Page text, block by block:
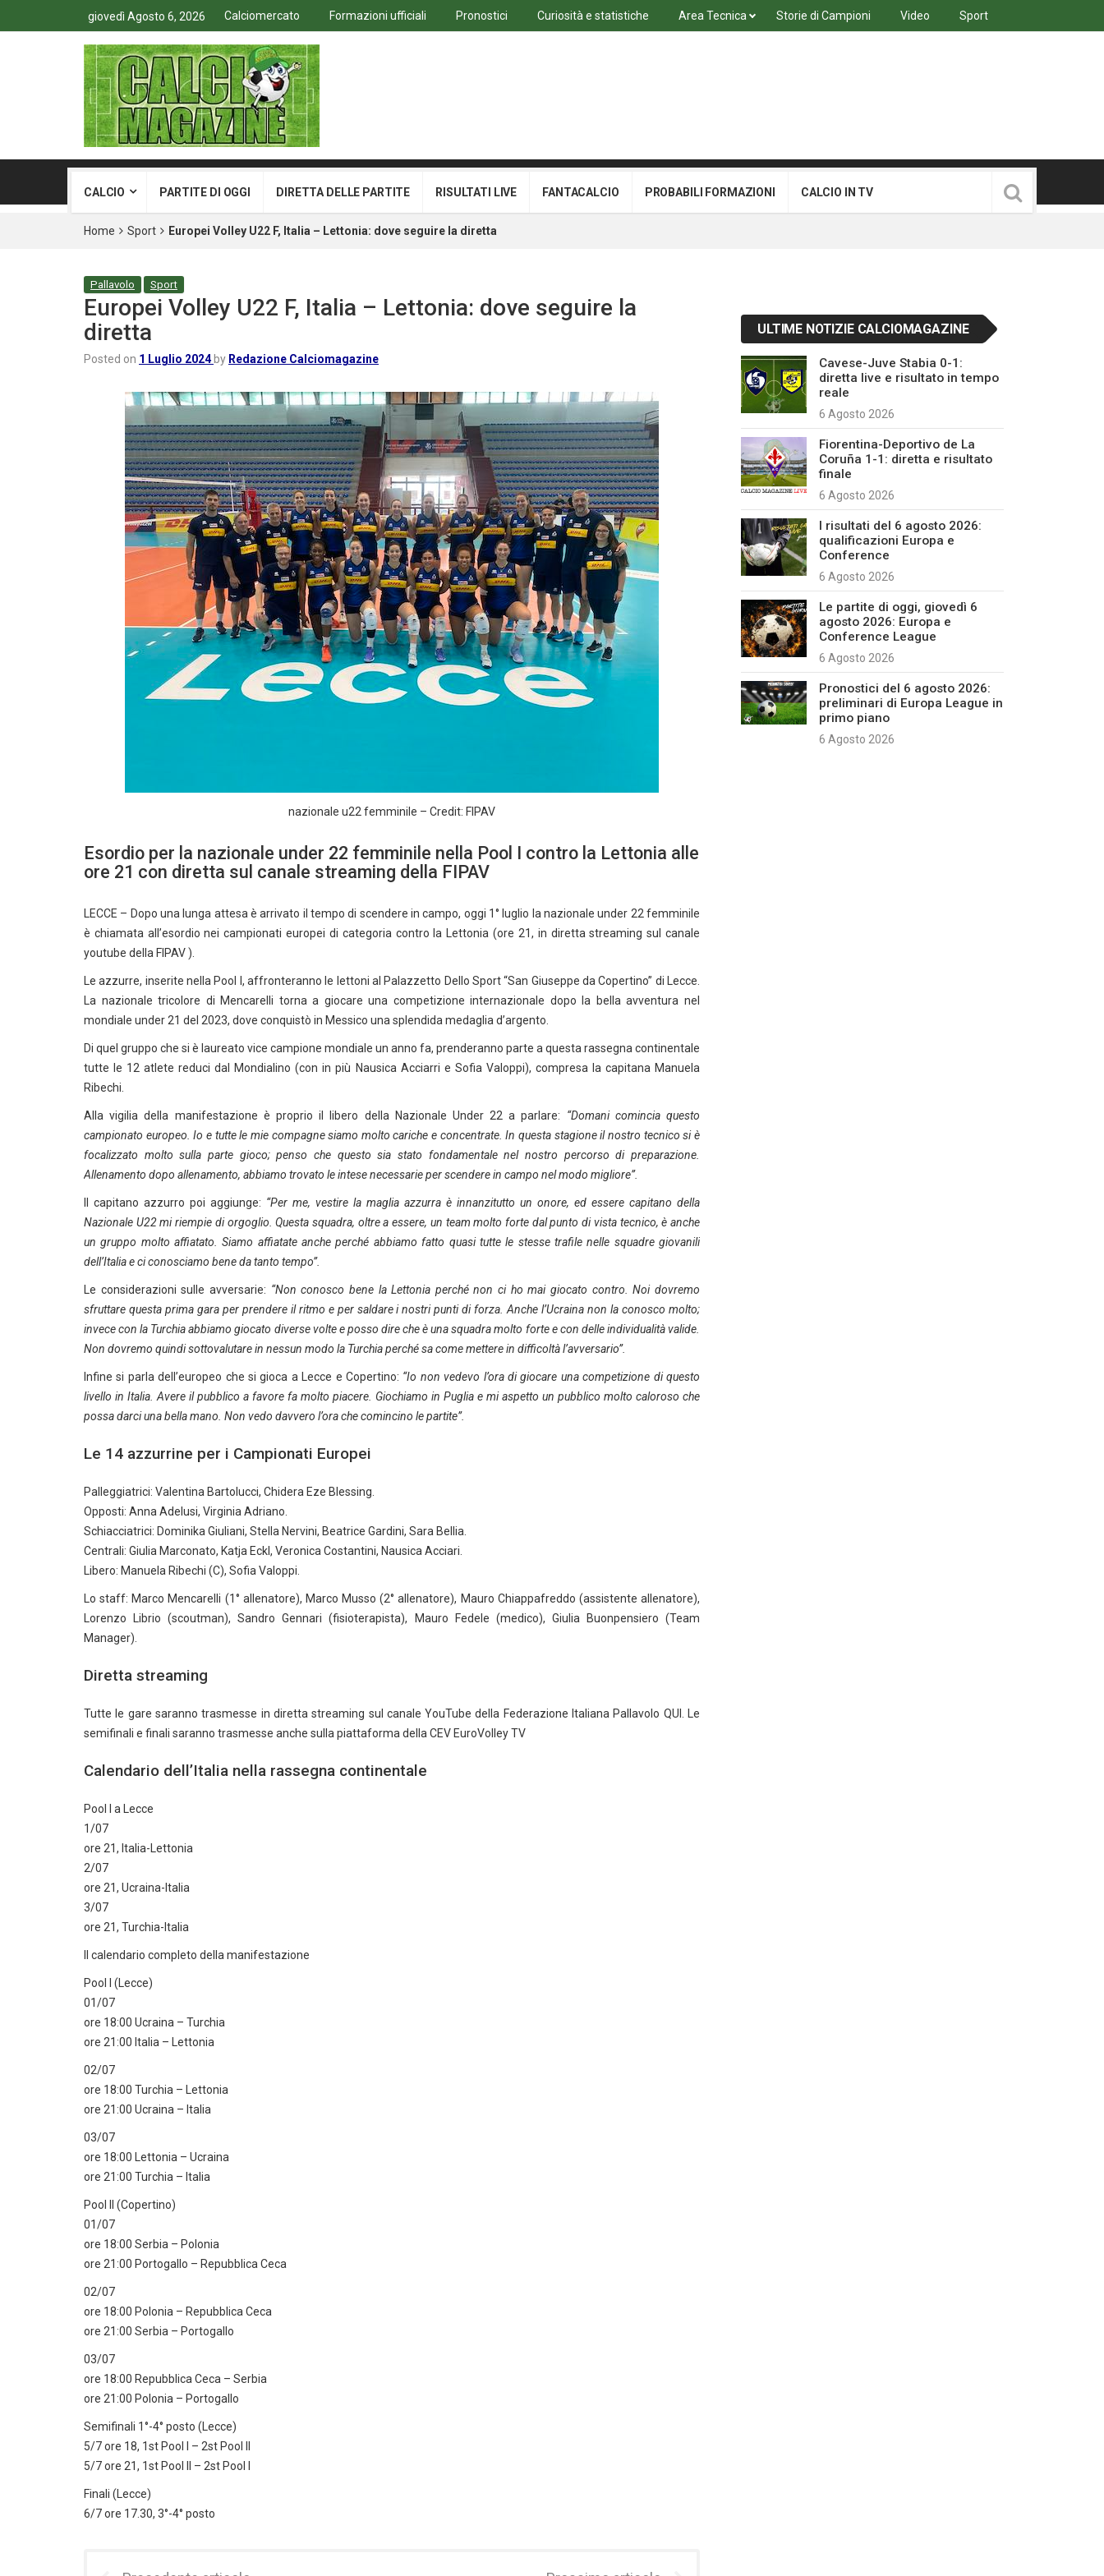
giovedì Agosto 6, 2026 Calciomercato Formazioni ufficiali Pronostici Curiosità e statistiche Area Tecnica Storie di Campioni Video Sport
CALCIO PARTITE DI OGGI DIRETTA DELLE PARTITE RISULTATI LIVE FANTACALCIO PROBABILI FORMAZIONI CALCIO IN TV
Home Sport Europei Volley U22 F, Italia – Lettonia: dove seguire la diretta
Pallavolo Sport
Europei Volley U22 F, Italia – Lettonia: dove seguire la
diretta
Posted on 1 Luglio 2024 by Redazione Calciomagazine
nazionale u22 femminile – Credit: FIPAV
Esordio per la nazionale under 22 femminile nella Pool I contro la Lettonia alle
ore 21 con diretta sul canale streaming della FIPAV
LECCE – Dopo una lunga attesa è arrivato il tempo di scendere in campo, oggi 1° luglio la nazionale under 22 femminile
è chiamata all’esordio nei campionati europei di categoria contro la Lettonia (ore 21, in diretta streaming sul canale
youtube della FIPAV ).
Le azzurre, inserite nella Pool I, affronteranno le lettoni al Palazzetto Dello Sport “San Giuseppe da Copertino” di Lecce.
La nazionale tricolore di Mencarelli torna a giocare una competizione internazionale dopo la bella avventura nel
mondiale under 21 del 2023, dove conquistò in Messico una splendida medaglia d’argento.
Di quel gruppo che si è laureato vice campione mondiale un anno fa, prenderanno parte a questa rassegna continentale
tutte le 12 atlete reduci dal Mondialino (con in più Nausica Acciarri e Sofia Valoppi), compresa la capitana Manuela
Ribechi.
Alla vigilia della manifestazione è proprio il libero della Nazionale Under 22 a parlare: “Domani comincia questo
campionato europeo. Io e tutte le mie compagne siamo molto cariche e concentrate. In questa stagione il nostro tecnico si è
focalizzato molto sulla parte gioco; penso che questo sia stato fondamentale nel nostro percorso di preparazione.
Allenamento dopo allenamento, abbiamo trovato le intese necessarie per scendere in campo nel modo migliore”.
Il capitano azzurro poi aggiunge: “Per me, vestire la maglia azzurra è innanzitutto un onore, ed essere capitano della
Nazionale U22 mi riempie di orgoglio. Questa squadra, oltre a essere, un team molto forte dal punto di vista tecnico, è anche
un gruppo molto affiatato. Siamo affiatate anche perché abbiamo fatto quasi tutte le stesse trafile nelle squadre giovanili
dell’Italia e ci conosciamo bene da tanto tempo”.
Le considerazioni sulle avversarie: “Non conosco bene la Lettonia perché non ci ho mai giocato contro. Noi dovremo
sfruttare questa prima gara per prendere il ritmo e per saldare i nostri punti di forza. Anche l’Ucraina non la conosco molto;
invece con la Turchia abbiamo giocato diverse volte e posso dire che è una squadra molto forte e con delle individualità valide.
Non dovremo quindi sottovalutare in nessun modo la Turchia perché sa come mettere in difficoltà l’avversario”.
Infine si parla dell’europeo che si gioca a Lecce e Copertino: “Io non vedevo l’ora di giocare una competizione di questo
livello in Italia. Avere il pubblico a favore fa molto piacere. Giochiamo in Puglia e mi aspetto un pubblico molto caloroso che
possa darci una bella mano. Non vedo davvero l’ora che comincino le partite”.
Le 14 azzurrine per i Campionati Europei
Palleggiatrici: Valentina Bartolucci, Chidera Eze Blessing.
Opposti: Anna Adelusi, Virginia Adriano.
Schiacciatrici: Dominika Giuliani, Stella Nervini, Beatrice Gardini, Sara Bellia.
Centrali: Giulia Marconato, Katja Eckl, Veronica Costantini, Nausica Acciari.
Libero: Manuela Ribechi (C), Sofia Valoppi.
Lo staff: Marco Mencarelli (1° allenatore), Marco Musso (2° allenatore), Mauro Chiappafreddo (assistente allenatore),
Lorenzo Librio (scoutman), Sandro Gennari (fisioterapista), Mauro Fedele (medico), Giulia Buonpensiero (Team
Manager).
Diretta streaming
Tutte le gare saranno trasmesse in diretta streaming sul canale YouTube della Federazione Italiana Pallavolo QUI. Le
semifinali e finali saranno trasmesse anche sulla piattaforma della CEV EuroVolley TV
Calendario dell’Italia nella rassegna continentale
Pool I a Lecce
1/07
ore 21, Italia-Lettonia
2/07
ore 21, Ucraina-Italia
3/07
ore 21, Turchia-Italia
Il calendario completo della manifestazione
Pool I (Lecce)
01/07
ore 18:00 Ucraina – Turchia
ore 21:00 Italia – Lettonia
02/07
ore 18:00 Turchia – Lettonia
ore 21:00 Ucraina – Italia
03/07
ore 18:00 Lettonia – Ucraina
ore 21:00 Turchia – Italia
Pool II (Copertino)
01/07
ore 18:00 Serbia – Polonia
ore 21:00 Portogallo – Repubblica Ceca
02/07
ore 18:00 Polonia – Repubblica Ceca
ore 21:00 Serbia – Portogallo
03/07
ore 18:00 Repubblica Ceca – Serbia
ore 21:00 Polonia – Portogallo
Semifinali 1°-4° posto (Lecce)
5/7 ore 18, 1st Pool I – 2st Pool II
5/7 ore 21, 1st Pool II – 2st Pool I
Finali (Lecce)
6/7 ore 17.30, 3°-4° posto
ULTIME NOTIZIE CALCIOMAGAZINE
Cavese-Juve Stabia 0-1:
diretta live e risultato in tempo
reale
6 Agosto 2026
Fiorentina-Deportivo de La
Coruña 1-1: diretta e risultato
finale
6 Agosto 2026
I risultati del 6 agosto 2026:
qualificazioni Europa e
Conference
6 Agosto 2026
Le partite di oggi, giovedì 6
agosto 2026: Europa e
Conference League
6 Agosto 2026
Pronostici del 6 agosto 2026:
preliminari di Europa League in
primo piano
6 Agosto 2026